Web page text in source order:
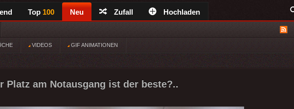
Top 100 Neu Zufall Hochladen
VIDEOS GIF ANIMATIONEN
Platz am Notausgang ist der beste?..